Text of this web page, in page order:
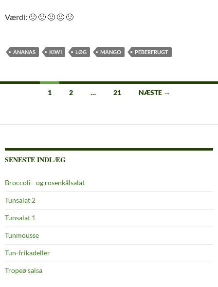
Værdi: 🙂 🙂 🙂 🙂 🙂
ANANAS KIWI LØG MANGO PEBERFRUGT
Indlægsnavigation
1 2 … 21 NÆSTE →
SENESTE INDLÆG
Broccoli– og rosenkålsalat
Tunsalat 2
Tunsalat 1
Tunmousse
Tun-frikadeller
Tropeø salsa